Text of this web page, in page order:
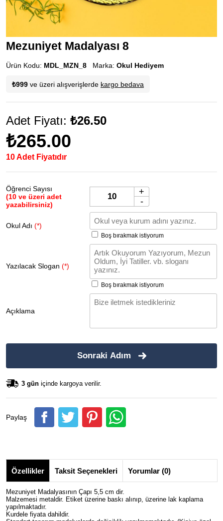
Mezuniyet Madalyası 8
Ürün Kodu: MDL_MZN_8 Marka: Okul Hediyem
₺999 ve üzeri alışverişlerde kargo bedava
Adet Fiyatı: ₺26.50
₺265.00
10 Adet Fiyatıdır
Öğrenci Sayısı
(10 ve üzeri adet
yazabilirsiniz)
+
-
Okul Adı (*)
Boş bırakmak istiyorum
Yazılacak Slogan (*)
Boş bırakmak istiyorum
Açıklama
Sonraki Adım
3 gün içinde kargoya verilir.
Paylaş
Özellikler Taksit Seçenekleri Yorumlar (0)
Mezuniyet Madalyasının Çapı 5,5 cm dir.
Malzemesi metaldir. Etiket üzerine baskı alınıp, üzerine lak kaplama
yapılmaktadır.
Kurdele fiyata dahildir.